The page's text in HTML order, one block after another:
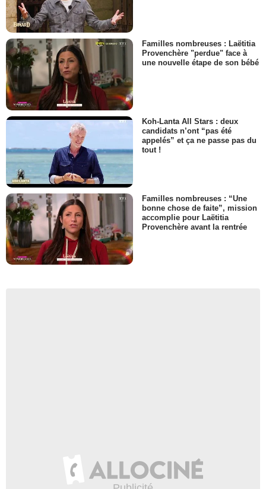
Familles nombreuses : Laëtitia
Provenchère "perdue" face à
une nouvelle étape de son bébé
Koh-Lanta All Stars : deux
candidats n’ont “pas été
appelés” et ça ne passe pas du
tout !
Familles nombreuses : “Une
bonne chose de faite”, mission
accomplie pour Laëtitia
Provenchère avant la rentrée